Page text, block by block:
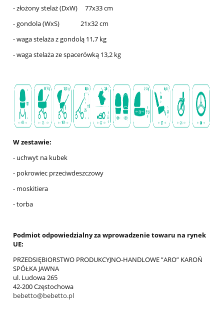
- złożony stelaż (DxW) 77x33 cm
- gondola (WxS) 21x32 cm
- waga stelaża z gondolą 11,7 kg
- waga stelaża ze spacerówką 13,2 kg
W zestawie:
- uchwyt na kubek
- pokrowiec przeciwdeszczowy
- moskitiera
- torba
Podmiot odpowiedzialny za wprowadzenie towaru na rynek
UE:
PRZEDSIĘBIORSTWO PRODUKCYJNO-HANDLOWE ”ARO” KAROŃ
SPÓŁKA JAWNA
ul. Ludowa 265
42-200 Częstochowa
bebetto@bebetto.pl